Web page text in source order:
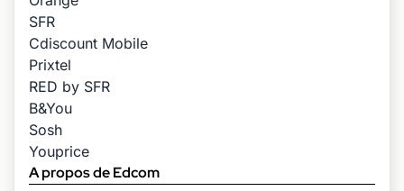
SFR
Cdiscount Mobile
Prixtel
RED by SFR
B&You
Sosh
Youprice
A propos de Edcom